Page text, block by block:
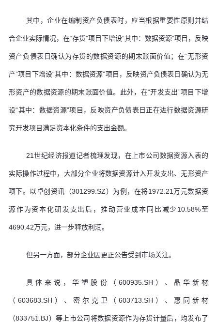
其中，企业在编制资产负债表时，应当根据重要性原则并结
合企业实际情况，在“存货”项目下增设“其中：数据资源”项目，反映
资产负债表日确认为存货的数据资源的期末账面价值；在“无形资
产”项目下增设“其中：数据资源”项目，反映资产负债表日确认为无
形资产的数据资源的期末账面价值。此外，在“开发支出”项目下增
设“其中：数据资源”项目，反映资产负债表日正在进行数据资源研
究开发项目满足资本化条件的支出金额。
21世纪经济报道记者梳理发现，在上市公司数据资源入表的
实际操作过程中，大部分企业将数据资源计入开发支出、无形资产
项下。以卓创资讯（301299.SZ）为例，在将1972.21万元数据资
源作为资本化研发支出后，推动营业成本同比减少10.58%至
4690.42万元，进一步释放利润。
但另一方面，部分企业因更正公告受到市场关注。
具体来说，华塑股份（600935.SH）、晶华新材
（603683.SH）、密尔克卫（603713.SH）、惠同新材
（833751.BJ）等上市公司将数据资源作为存货计量后，均发布了